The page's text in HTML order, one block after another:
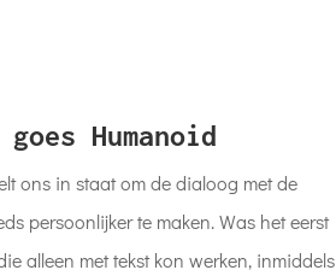
Humanoid
ons in staat om de dialoog met de
persoonlijker te maken. Was het eerst
alleen met tekst kon werken, inmiddels